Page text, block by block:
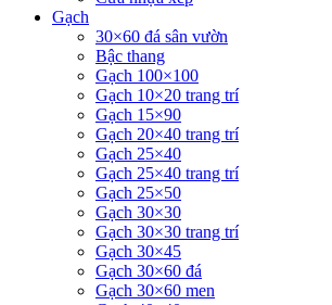
Gạch
30×60 đá sân vườn
Bậc thang
Gạch 100×100
Gạch 10×20 trang trí
Gạch 15×90
Gạch 20×40 trang trí
Gạch 25×40
Gạch 25×40 trang trí
Gạch 25×50
Gạch 30×30
Gạch 30×30 trang trí
Gạch 30×45
Gạch 30×60 đá
Gạch 30×60 men